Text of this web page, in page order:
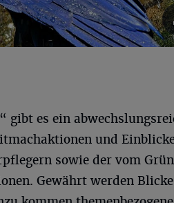
es ein
und
sowie der vom
Gewährt werden Blicke